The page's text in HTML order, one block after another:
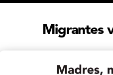
Migrantes